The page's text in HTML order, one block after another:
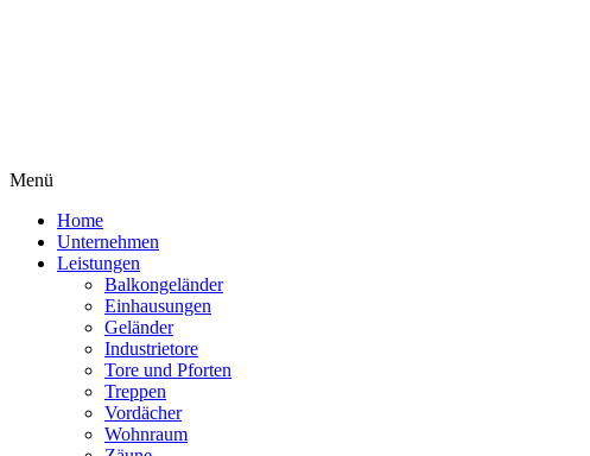
Menü
Home
Unternehmen
Leistungen
Balkongeländer
Einhausungen
Geländer
Industrietore
Tore und Pforten
Treppen
Vordächer
Wohnraum